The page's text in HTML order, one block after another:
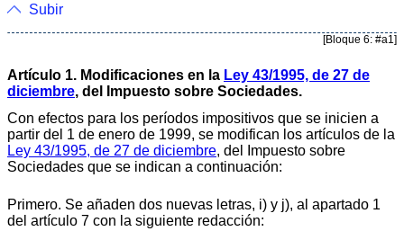
Subir
[Bloque 6: #a1]
Artículo 1. Modificaciones en la Ley 43/1995, de 27 de
diciembre, del Impuesto sobre Sociedades.
Con efectos para los períodos impositivos que se inicien a
partir del 1 de enero de 1999, se modifican los artículos de la
Ley 43/1995, de 27 de diciembre, del Impuesto sobre
Sociedades que se indican a continuación:
Primero. Se añaden dos nuevas letras, i) y j), al apartado 1
del artículo 7 con la siguiente redacción: